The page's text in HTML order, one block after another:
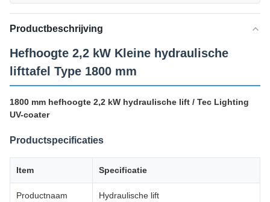
Productbeschrijving
Hefhoogte 2,2 kW Kleine hydraulische
lifttafel Type 1800 mm
1800 mm hefhoogte 2,2 kW hydraulische lift / Tec Lighting
UV-coater
Productspecificaties
Item Specificatie
Productnaam Hydraulische lift